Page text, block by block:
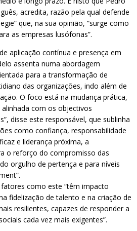
acredita, razão pela qual defende
que, na sua opinião, “surge como
as empresas lusófonas”.
aplicação contínua e presença em
assenta numa abordagem
para a transformação de
das organizações, indo além de
O foco está na mudança prática,
com os objectivos
disse este responsável, que sublinha
como confiança, responsabilidade
e liderança próxima, a
o reforço do compromisso das
orgulho de pertença e para níveis
como este “têm impacto
fidelização de talento e na criação de
resilientes, capazes de responder a
cada vez mais exigentes”.